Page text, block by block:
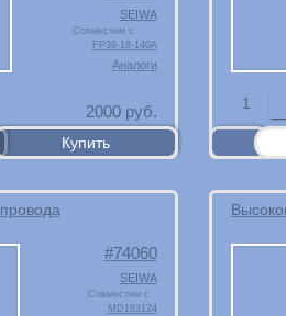
SEIWA
Совместим с
FP39-18-140A
Аналоги
2000руб. 1
74060
SEIWA
Совместим с
MD183124